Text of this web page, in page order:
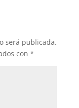
será publicada.
con *